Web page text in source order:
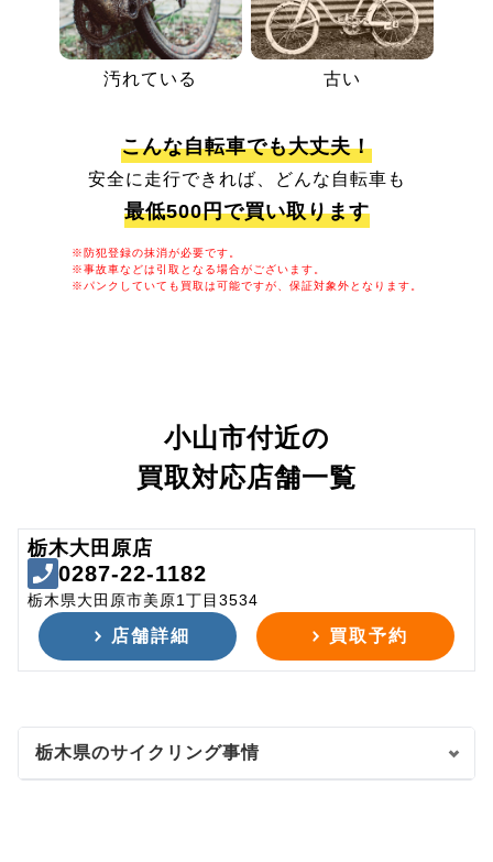
汚れている 古い
こんな自転車でも大丈夫！
安全に走行できれば、どんな自転車も
最低500円で買い取ります
※防犯登録の抹消が必要です。
※事故車などは引取となる場合がございます。
※パンクしていても買取は可能ですが、保証対象外となります。
小山市付近の
買取対応店舗一覧
栃木大田原店
0287-22-1182
栃木県大田原市美原1丁目3534
店舗詳細 買取予約
栃木県のサイクリング事情